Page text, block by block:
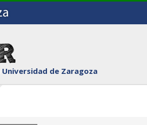
Universidad de Zaragoza